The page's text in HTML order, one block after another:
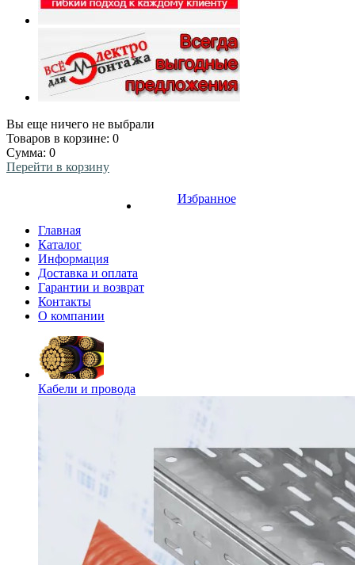
Вы еще ничего не выбрали
Товаров в корзине: 0
Сумма: 0
Перейти в корзину
Избранное
Главная
Каталог
Информация
Доставка и оплата
Гарантии и возврат
Контакты
О компании
Кабели и провода